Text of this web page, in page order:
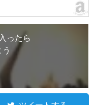
ったら